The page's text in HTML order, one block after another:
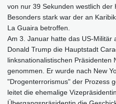
von nur 39 Sekunden westlich der
Besonders stark war der an
La Guaira betroffen.
Am 3. Januar hatte das US-Militär
Donald Trump die Hauptstadt
linksnationalistischen Präsidenten
genommen. Er wurde nach New
"Drogenterrorismus" der Prozess
leitet die ehemalige